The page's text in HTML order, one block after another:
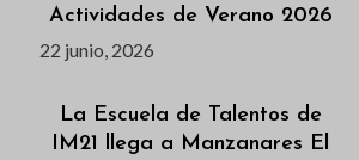
Actividades de Verano 2026
22 junio, 2026
La Escuela de Talentos de
IM21 llega a Manzanares El